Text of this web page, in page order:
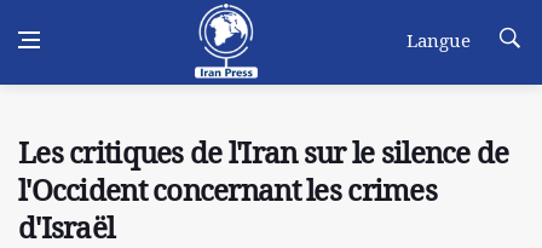
Langue
Les critiques de l'Iran sur le silence de
l'Occident concernant les crimes
d'Israël